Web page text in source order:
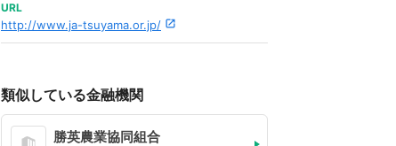
URL
http://www.ja-tsuyama.or.jp/
類似している金融機関
勝英農業協同組合